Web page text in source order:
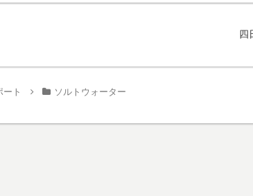
四
ート ソルトウォーター